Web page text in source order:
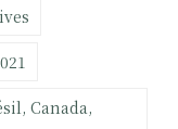
Canada,